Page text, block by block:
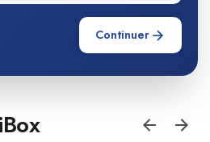
Continuer